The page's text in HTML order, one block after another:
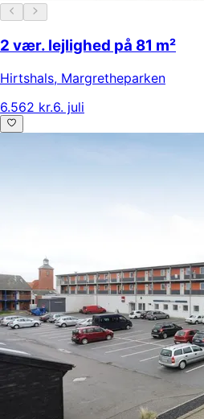
2 vær. lejlighed på 81 m²
Hirtshals, Margretheparken
6.562 kr.6. juli